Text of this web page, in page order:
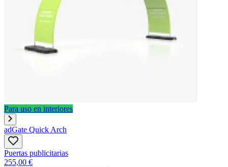
Para uso en interiores
adGate Quick Arch
Puertas publicitarias
255,00 €